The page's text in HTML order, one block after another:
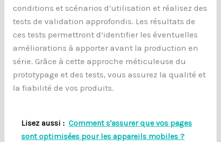
conditions et scénarios d’utilisation et réalisez des
tests de validation approfondis. Les résultats de
ces tests permettront d’identifier les éventuelles
améliorations à apporter avant la production en
série. Grâce à cette approche méticuleuse du
prototypage et des tests, vous assurez la qualité et
la fiabilité de vos produits.
Lisez aussi : Comment s'assurer que vos pages
sont optimisées pour les appareils mobiles ?